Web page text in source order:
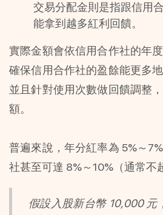
交易分配金則是指跟信用
能拿到越多紅利回饋。
實際金額會依信用合作社的年
確保信用合作社的盈餘能更多
並且針對使用次數做回饋調整
額。
普遍來說，年分紅率為 5%～
社甚至可達 8%～10%（通常不
假設入股新台幣 10,000 元